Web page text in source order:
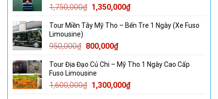
4,800,000₫.
1,750,000₫ Giá
là:
1,350,000₫Giá
tại
Tour Miền Tây Mỹ Tho – Bến Tre 1 Ngày (Xe Fuso
Limousine)
950,000₫ Giá
là:
950,000₫.
800,000₫Giá
tại
800,000₫.
Tour Địa Đạo Củ Chi – Mỹ Tho 1 Ngày Cao Cấp
Fuso Limousine
1,600,000₫ Giá
1,300,000₫Giá